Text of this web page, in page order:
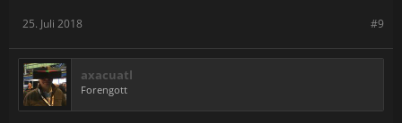
#9
25. Juli 2018
axacuatl
Forengott